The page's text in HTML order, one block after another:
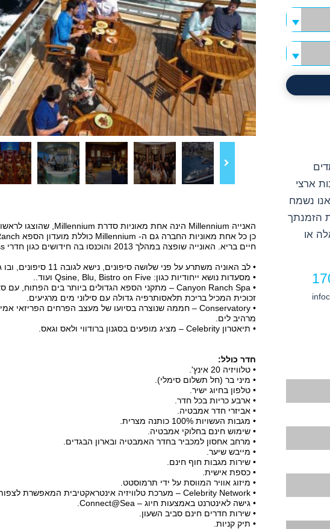
ארצי
נשמח
הזמנתך
או
חיים בריא. האונייה שופצה במהלך 2013 והוכנסו בה חידושים כגון חדרי Aqua Class, מסעדת Blu ועוד...
• לב האוניה משתרע על פני שלושה סיפונים, נישא לגובה 11 סיפונים, ובו גרם מדרגות שוהם מרהיב.
• מסעדות נושא ייחודיות כגון: Qsine, Blu, Bistro on Five ועוד..
• Canyon Ranch Spa –
מתקני הספא הגדולים ביותר בים הפתוח, עם
זכוכית המכיל בריכת תלאסותרפיה גדולה עם סילוני מים מרגיעים
מרהיב לים.
• תיאטרון Celebrity – מציג מופעים בסגנון ברודווי ולאס וגאס.
חדר כולל:
• טלוויזיה 20 אינץ'.
• מיני בר (חל תשלום סימלי).
• טלפון בחיוג ישיר.
• ארבע כריות בכל חדר.
• אביזרי חדר אמבטיה.
• מגבות העשויות 100% כותנה מצרית.
• שימוש חינם בחלוקי אמבטיה.
• מרחב אחסון למכביר בחדר האמבטיה ובארון הבגדים.
• מייבש שיער.
• שירות מגבות חוף חינם.
• כספת אישית.
• מיזוג אוויר המווסת על ידי תרמוסטט.
• Celebrity Network – מערכת טלוויזיה אינטראקטיבית המאפשרת לצפות ולהזמין סיורי החוף, הזמנת שירות חדרים וצפיה בסרטים.
• גישה לאינטרנט באמצעות חיוג – Connect@Sea.
• שירות חדרים חינם סביב השעון.
• תיק קניות.